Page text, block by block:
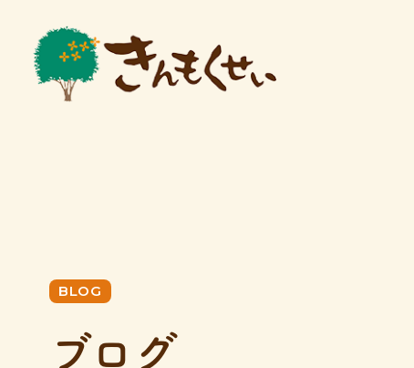
BLOG
ブログ